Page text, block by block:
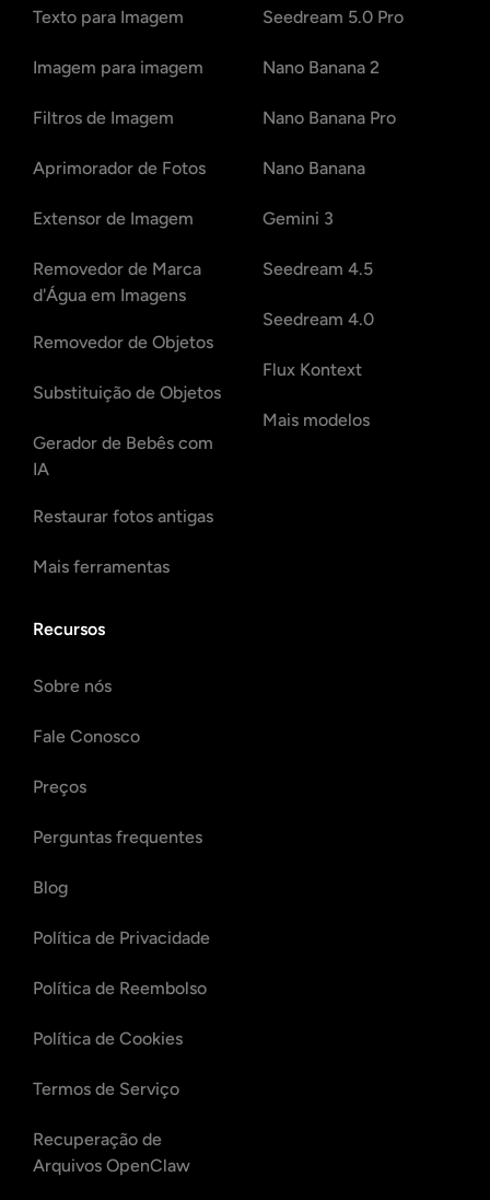
Texto para Imagem
Imagem para imagem
Filtros de Imagem
Aprimorador de Fotos
Extensor de Imagem
Removedor de Marca
d'Água em Imagens
Removedor de Objetos
Substituição de Objetos
Gerador de Bebês com
IA
Restaurar fotos antigas
Mais ferramentas
Seedream 5.0 Pro
Nano Banana 2
Nano Banana Pro
Nano Banana
Gemini 3
Seedream 4.5
Seedream 4.0
Flux Kontext
Mais modelos
Recursos
Sobre nós
Fale Conosco
Preços
Perguntas frequentes
Blog
Política de Privacidade
Política de Reembolso
Política de Cookies
Termos de Serviço
Recuperação de
Arquivos OpenClaw